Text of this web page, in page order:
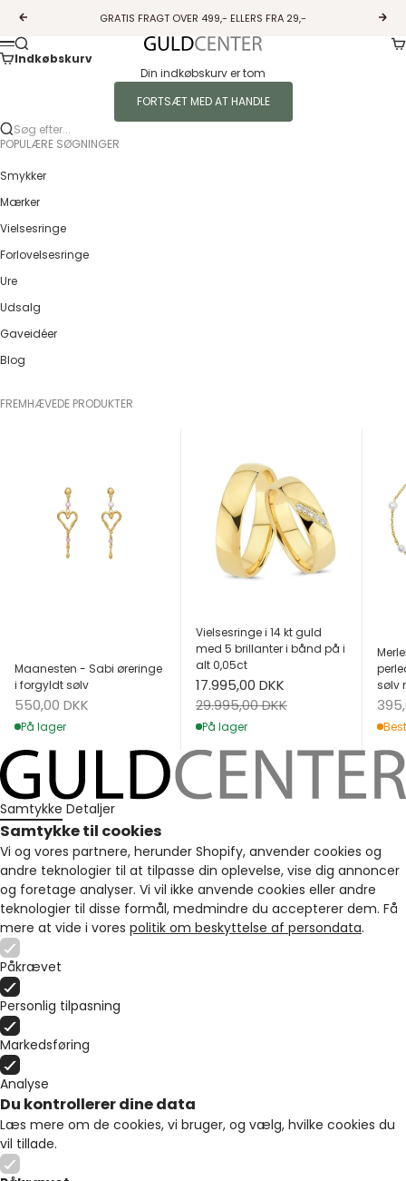
Forrige
GRATIS FRAGT OVER 499,- ELLERS FRA 29,-
Guldcenter
Menu
Søg
Indkøbskurv
Din indkøbskurv er tom
FORTSÆT MED AT HANDLE
Søg efter...
POPULÆRE SØGNINGER
Smykker
Mærker
Vielsesringe
Forlovelsesringe
Ure
Udsalg
Gaveidéer
Blog
FREMHÆVEDE PRODUKTER
Maanesten - Sabi øreringe
i forgyldt sølv
Salgspris
550,00 DKK
På lager
Vielsesringe i 14 kt guld
med 5 brillanter i bånd på i
alt 0,05ct
Salgspris
17.995,00 DKK
Normalpris
29.995,00 DKK
På lager
sølv
Samtykke Detaljer
Samtykke til cookies
Vi og vores partnere, herunder Shopify, anvender cookies og
andre teknologier til at tilpasse din oplevelse, vise dig annoncer
og foretage analyser. Vi vil ikke anvende cookies eller andre
teknologier til disse formål, medmindre du accepterer dem. Få
mere at vide i vores politik om beskyttelse af persondata.
Påkrævet
Personlig tilpasning
Markedsføring
Analyse
Du kontrollerer dine data
Læs mere om de cookies, vi bruger, og vælg, hvilke cookies du
vil tillade.